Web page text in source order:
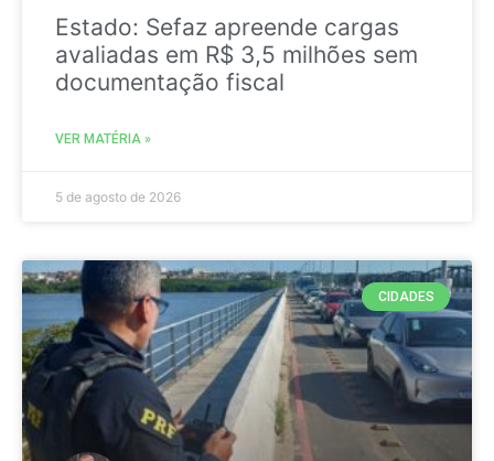
Estado: Sefaz apreende cargas
avaliadas em R$ 3,5 milhões sem
documentação fiscal
VER MATÉRIA »
5 de agosto de 2026
CIDADES